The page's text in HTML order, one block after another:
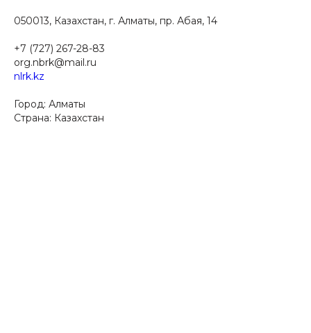
050013, Казахстан, г. Алматы, пр. Абая, 14
+7 (727) 267-28-83
org.nbrk@mail.ru
nlrk.kz
Город: Алматы​
Страна: Казахстан